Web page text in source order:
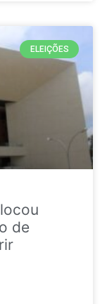
ELEIÇÕES
de